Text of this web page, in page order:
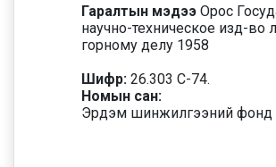
Гаралтын мэдээ Орос
научно-техническое изд-во
горному делу 1958
Шифр: 26.303 С-74.
Номын сан:
Эрдэм шинжилгээний фонд